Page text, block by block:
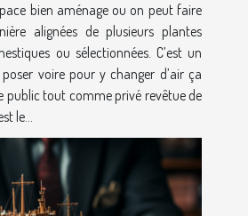
bien aménage ou on peut faire
alignées de plusieurs plantes
ou sélectionnées. C’est un
voire pour y changer d’air ça
public tout comme privé revêtue de
le...